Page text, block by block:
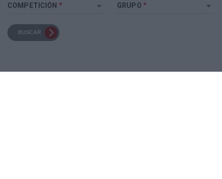
COMPETICIÓN * GRUPO *
BUSCAR